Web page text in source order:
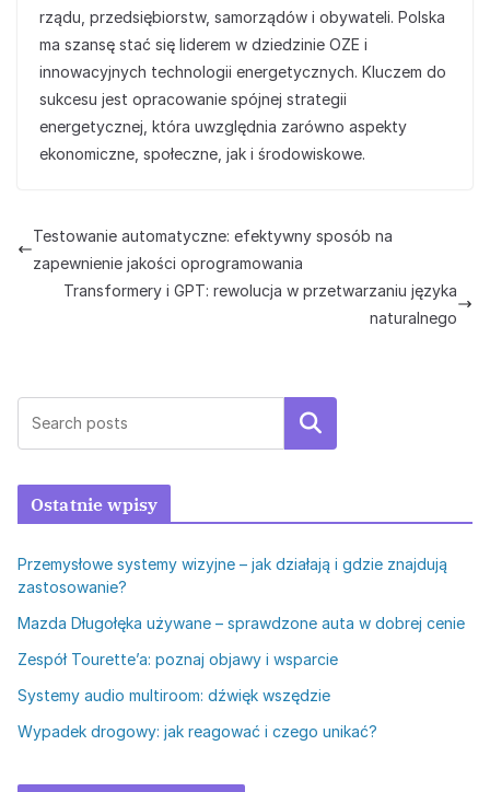
rządu, przedsiębiorstw, samorządów i obywateli. Polska
ma szansę stać się liderem w dziedzinie OZE i
innowacyjnych technologii energetycznych. Kluczem do
sukcesu jest opracowanie spójnej strategii
energetycznej, która uwzględnia zarówno aspekty
ekonomiczne, społeczne, jak i środowiskowe.
Testowanie automatyczne: efektywny sposób na
zapewnienie jakości oprogramowania
Transformery i GPT: rewolucja w przetwarzaniu języka
naturalnego
Szukaj
Ostatnie wpisy
Przemysłowe systemy wizyjne – jak działają i gdzie znajdują
zastosowanie?
Mazda Długołęka używane – sprawdzone auta w dobrej cenie
Zespół Tourette’a: poznaj objawy i wsparcie
Systemy audio multiroom: dźwięk wszędzie
Wypadek drogowy: jak reagować i czego unikać?